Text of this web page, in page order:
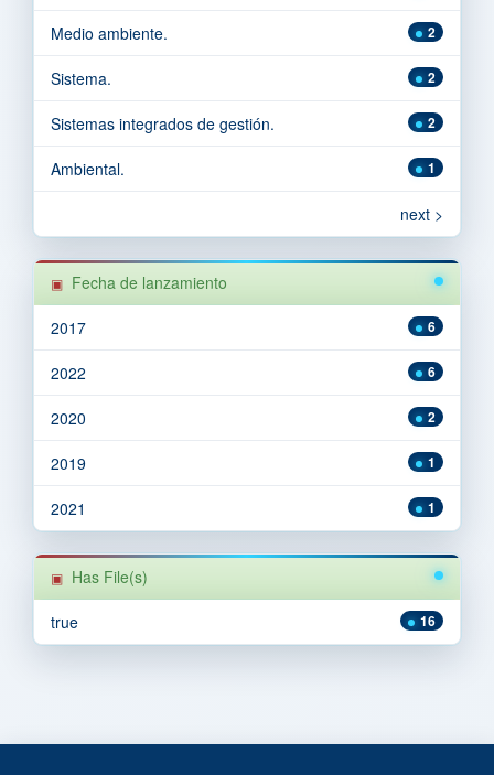
2
Medio ambiente.
2
Sistema.
2
Sistemas integrados de gestión.
1
Ambiental.
next >
Fecha de lanzamiento
6
2017
6
2022
2
2020
1
2019
1
2021
Has File(s)
16
true